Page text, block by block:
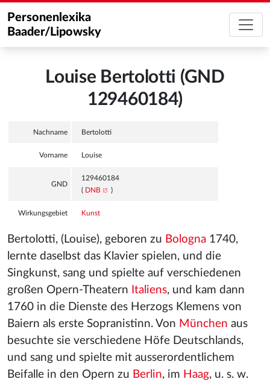
Personenlexika
Baader/Lipowsky
Louise Bertolotti (GND
129460184)
Nachname Bertolotti
Vorname Louise
GND
129460184
( DNB )
Wirkungsgebiet Kunst
Bertolotti, (Louise), geboren zu Bologna 1740,
lernte daselbst das Klavier spielen, und die
Singkunst, sang und spielte auf verschiedenen
großen Opern-Theatern Italiens, und kam dann
1760 in die Dienste des Herzogs Klemens von
Baiern als erste Sopranistinn. Von München aus
besuchte sie verschiedene Höfe Deutschlands,
und sang und spielte mit ausserordentlichem
Beifalle in den Opern zu Berlin, im Haag, u. s. w.